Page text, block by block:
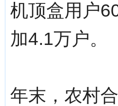
机顶盒用户
加4.1万户。
年末，农村